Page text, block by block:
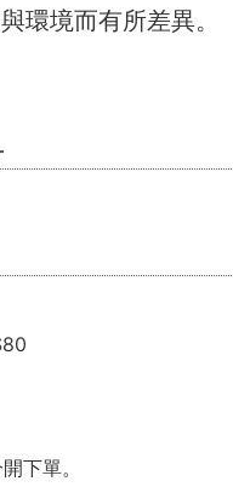
環境而有所差異。
下單。